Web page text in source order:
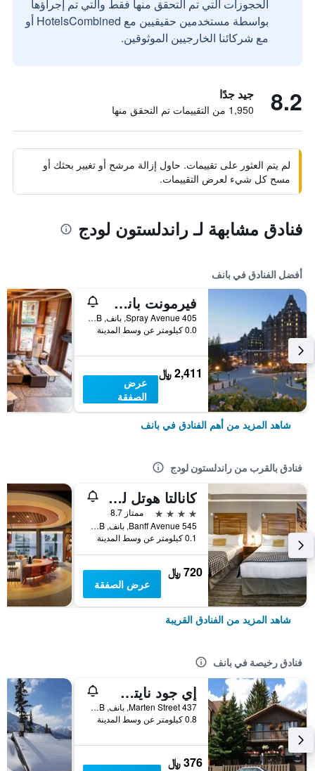
الحجوزات التي تم التحقق منها فقط والتي تم إجراؤها
بواسطة مستخدمين حقيقيين مع HotelsCombined أو
مع شركائنا الخارجيين الموثوقين.
8.2 جيد جدًا
1,950 من التقييمات تم التحقق منها
لم يتم العثور على تقييمات. حاول إزالة مرشح أو تغيير بحثك أو
مسح كل شيء لعرض التقييمات.
فنادق مشابهة لـ راندلستون لودج
أفضل الفنادق في بانف
فيرمونت بانف سبرينغز
405 Spray Avenue, بانف, AB, كندا
0.0 كيلومتر عن وسط المدينة
2,411 ﷼
عرض
الصفقة
شاهد المزيد من أهم الفنادق في بانف
فنادق بالقرب من راندلستون لودج
كانالتا هوتل لودج
4 نجوم
ممتاز 8.7
545 Banff Avenue, بانف, AB, كندا
0.1 كيلومتر عن وسط المدينة
720 ﷼
عرض الصفقة
شاهد المزيد من الفنادق القريبة
فنادق رخيصة في بانف
إي جود نايتس ريست بد آند بريكفاست
437 Marten Street, بانف, AB, كندا
0.8 كيلومتر عن وسط المدينة
376 ﷼